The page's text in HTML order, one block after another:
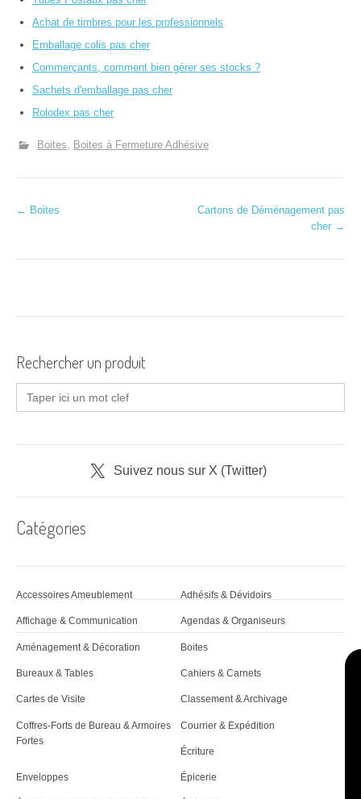
Achat de timbres pour les professionnels
Emballage colis pas cher
Commerçants, comment bien gérer ses stocks ?
Sachets d'emballage pas cher
Rolodex pas cher
Boites Boites à Fermeture Adhésive
N
a
t
i
'
r
t
i
c
l
e
← Boites
Cartons de Déménagement pas
cher →
Rechercher un produit
Search
for:
Suivez nous sur X (Twitter)
Catégories
Accessoires Ameublement Adhésifs & Dévidoirs
Affichage & Communication Agendas & Organiseurs
Aménagement & Décoration Boites
Bureaux & Tables Cahiers & Carnets
Cartes de Visite Classement & Archivage
Coffres-Forts de Bureau & Armoires
Fortes
Courrier & Expédition
Écriture
Enveloppes Épicerie